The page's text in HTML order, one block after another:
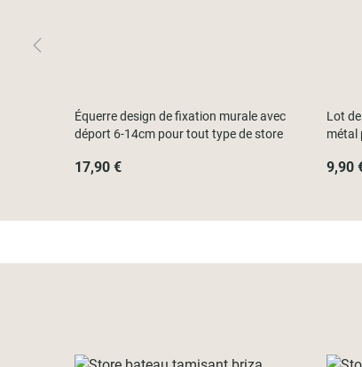
Équerre design de fixation murale avec
déport 6-14cm pour tout type de store
17,90 €
Lot
métal
9,90